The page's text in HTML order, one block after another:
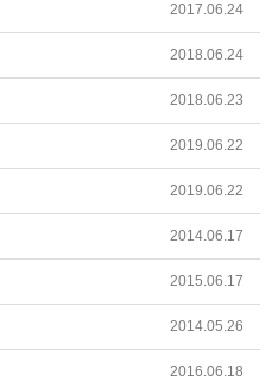
2017.06.24
2018.06.24
2018.06.23
2019.06.22
2019.06.22
2014.06.17
2015.06.17
2014.05.26
2016.06.18